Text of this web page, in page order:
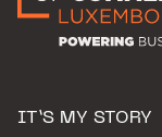
IT’S MY STORY